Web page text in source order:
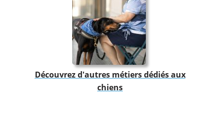
Découvrez d'autres métiers dédiés aux
chiens